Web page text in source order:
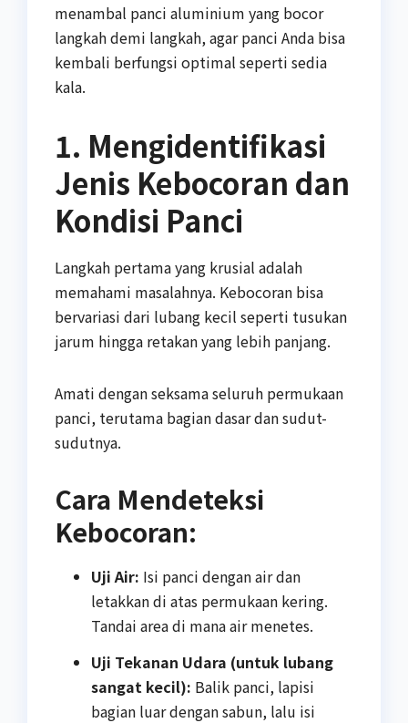
menambal panci aluminium yang bocor
langkah demi langkah, agar panci Anda bisa
kembali berfungsi optimal seperti sedia
kala.
1. Mengidentifikasi
Jenis Kebocoran dan
Kondisi Panci
Langkah pertama yang krusial adalah
memahami masalahnya. Kebocoran bisa
bervariasi dari lubang kecil seperti tusukan
jarum hingga retakan yang lebih panjang.
Amati dengan seksama seluruh permukaan
panci, terutama bagian dasar dan sudut-
sudutnya.
Cara Mendeteksi
Kebocoran:
Uji Air: Isi panci dengan air dan
letakkan di atas permukaan kering.
Tandai area di mana air menetes.
Uji Tekanan Udara (untuk lubang
sangat kecil): Balik panci, lapisi
bagian luar dengan sabun, lalu isi